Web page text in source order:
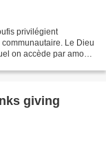
privilégient
Le Dieu
on accède par amour.
giving